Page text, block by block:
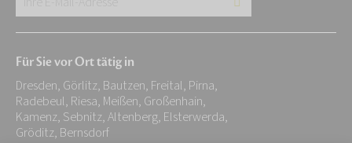
Adresse:
*
Für Sie vor Ort tätig in
Dresden, Görlitz, Bautzen, Freital, Pirna,
Radebeul, Riesa, Meißen, Großenhain,
Kamenz, Sebnitz, Altenberg, Elsterwerda,
Gröditz, Bernsdorf